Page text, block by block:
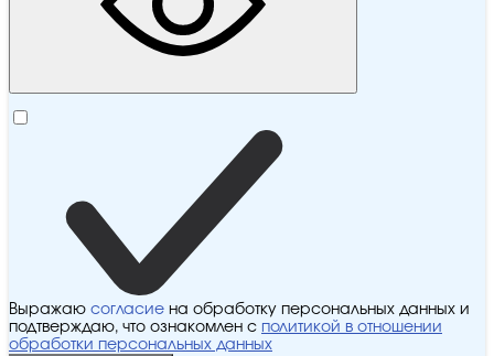
Выражаю согласие на обработку персональных данных и
подтверждаю, что ознакомлен с политикой в отношении
обработки персональных данных